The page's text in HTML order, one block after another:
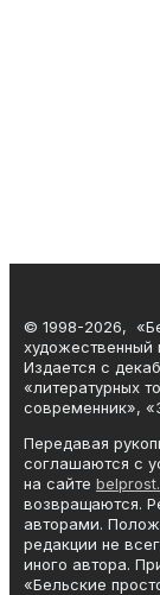
© 1998-2026,
художественный
Издается с
«литературных
современник»,
Передавая
соглашаются с
на сайте
возвращаются.
авторами.
редакции не
иного автора.
«Бельские